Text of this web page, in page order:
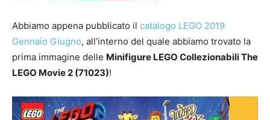
Abbiamo appena pubblicato il catalogo LEGO 2019
Gennaio Giugno, all’interno del quale abbiamo trovato la
prima immagine delle Minifigure LEGO Collezionabili The
LEGO Movie 2 (71023)!